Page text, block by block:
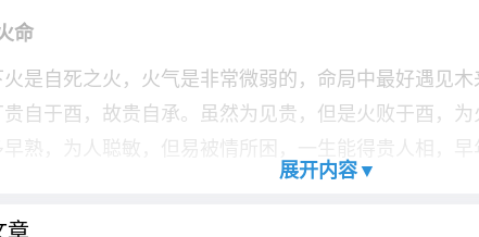
命
火是自死之火，火气是非常微弱的，命局中最好遇见
自于酉，故贵自承。虽然为见贵，但是火败于酉，为
熟，为人聪敏，但易被情所困，一生能得贵人相，早
展开内容▼
章